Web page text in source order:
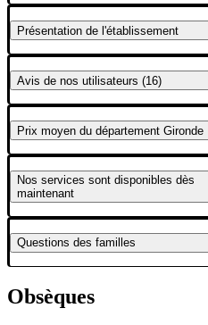
Présentation de l'établissement
Avis de nos utilisateurs (16)
Prix moyen du département Gironde
Nos services sont disponibles dès
maintenant
Questions des familles
Obsèques